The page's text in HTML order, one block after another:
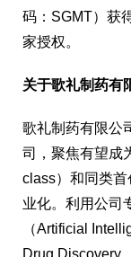
码：SGMT）获
家授权。
关于歌礼制药有
歌礼制药有限公
司，聚焦有望成
class）和同类
业化。利用公司
（Artificial
Drug Discovery